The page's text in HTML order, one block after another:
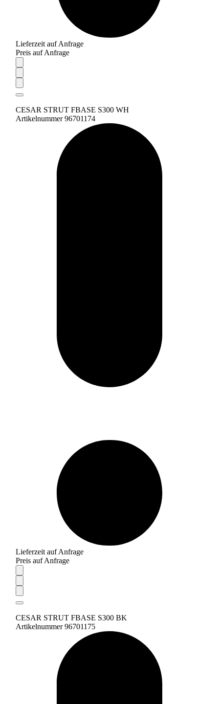
Lieferzeit auf Anfrage
Preis auf Anfrage
CESAR STRUT FBASE S300 WH
Artikelnummer 96701174
Lieferzeit auf Anfrage
Preis auf Anfrage
CESAR STRUT FBASE S300 BK
Artikelnummer 96701175